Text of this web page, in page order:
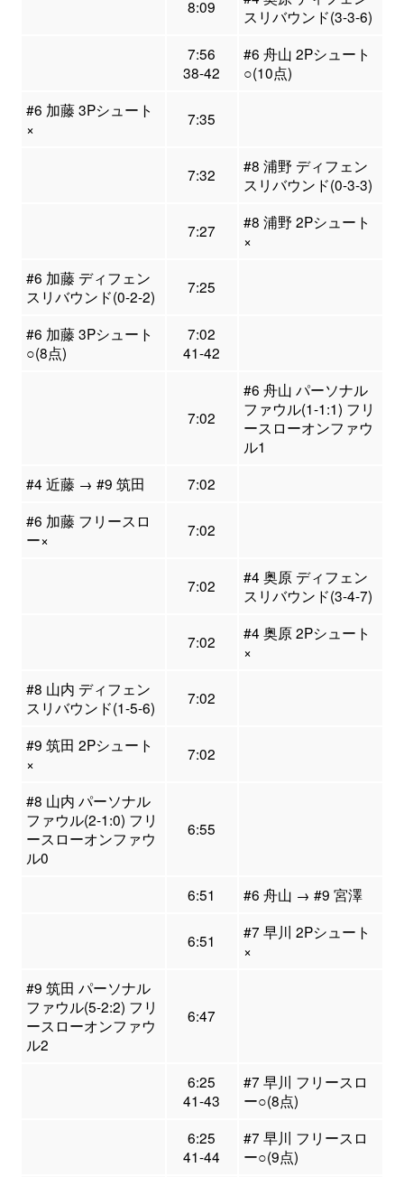
8:09
スリバウンド(3-3-6)
7:56
38-42
#6 舟山 2Pシュート
○(10点)
#6 加藤 3Pシュート
×
7:35
7:32
#8 浦野 ディフェン
スリバウンド(0-3-3)
7:27
#8 浦野 2Pシュート
×
#6 加藤 ディフェン
スリバウンド(0-2-2)
7:25
#6 加藤 3Pシュート
○(8点)
7:02
41-42
7:02
#6 舟山 パーソナル
ファウル(1-1:1) フリ
ースローオンファウ
ル1
#4 近藤 → #9 筑田
7:02
#6 加藤 フリースロ
ー×
7:02
7:02
#4 奥原 ディフェン
スリバウンド(3-4-7)
7:02
#4 奥原 2Pシュート
×
#8 山内 ディフェン
スリバウンド(1-5-6)
7:02
#9 筑田 2Pシュート
×
7:02
#8 山内 パーソナル
ファウル(2-1:0) フリ
ースローオンファウ
ル0
6:55
6:51 #6 舟山 → #9 宮澤
6:51
#7 早川 2Pシュート
×
#9 筑田 パーソナル
ファウル(5-2:2) フリ
ースローオンファウ
ル2
6:47
6:25
41-43
#7 早川 フリースロ
ー○(8点)
6:25
41-44
#7 早川 フリースロ
ー○(9点)